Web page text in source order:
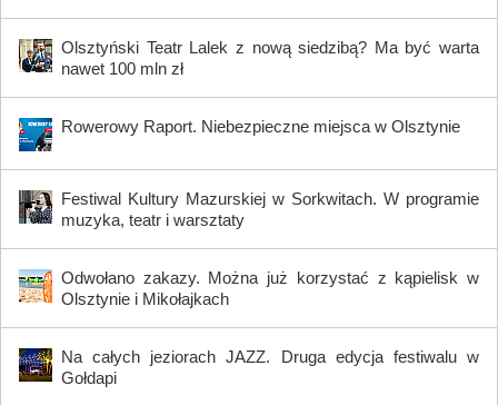
Olsztyński Teatr Lalek z nową siedzibą? Ma być warta
nawet 100 mln zł
Rowerowy Raport. Niebezpieczne miejsca w Olsztynie
Festiwal Kultury Mazurskiej w Sorkwitach. W programie
muzyka, teatr i warsztaty
Odwołano zakazy. Można już korzystać z kąpielisk w
Olsztynie i Mikołajkach
Na całych jeziorach JAZZ. Druga edycja festiwalu w
Gołdapi